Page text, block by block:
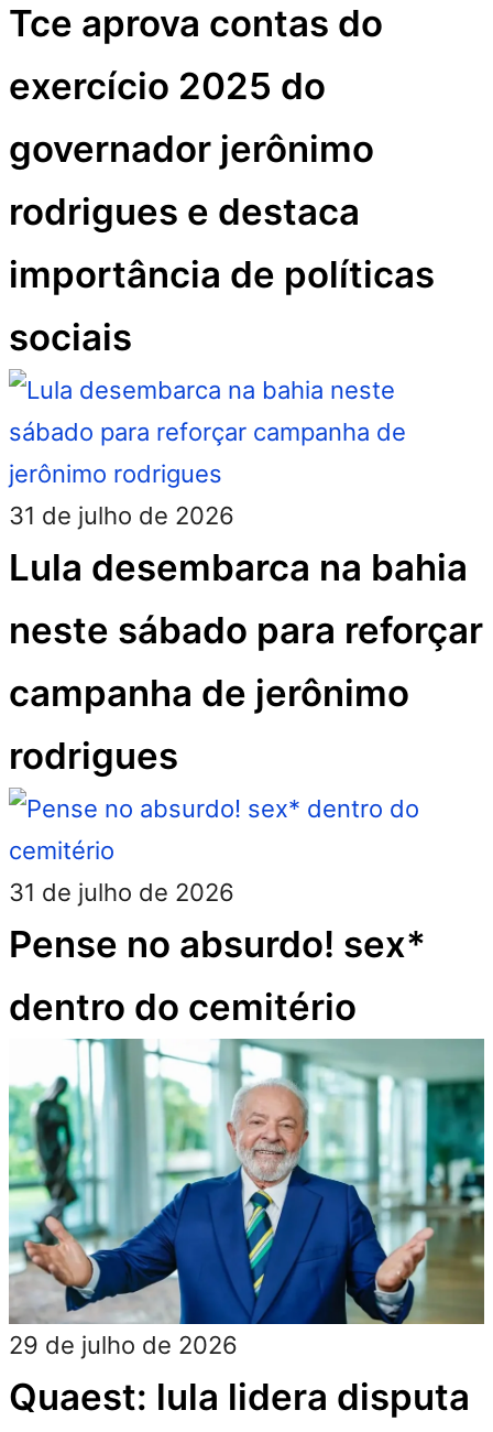
Tce aprova contas do
exercício 2025 do
governador jerônimo
rodrigues e destaca
importância de políticas
sociais
31 de julho de 2026
Lula desembarca na bahia
neste sábado para reforçar
campanha de jerônimo
rodrigues
31 de julho de 2026
Pense no absurdo! sex*
dentro do cemitério
29 de julho de 2026
Quaest: lula lidera disputa